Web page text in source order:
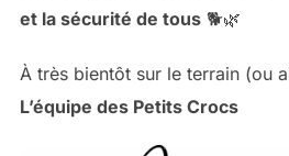
et la sécurité de tous🐕🌿
À très bientôt sur le terrain (ou
L’équipe des Petits Crocs